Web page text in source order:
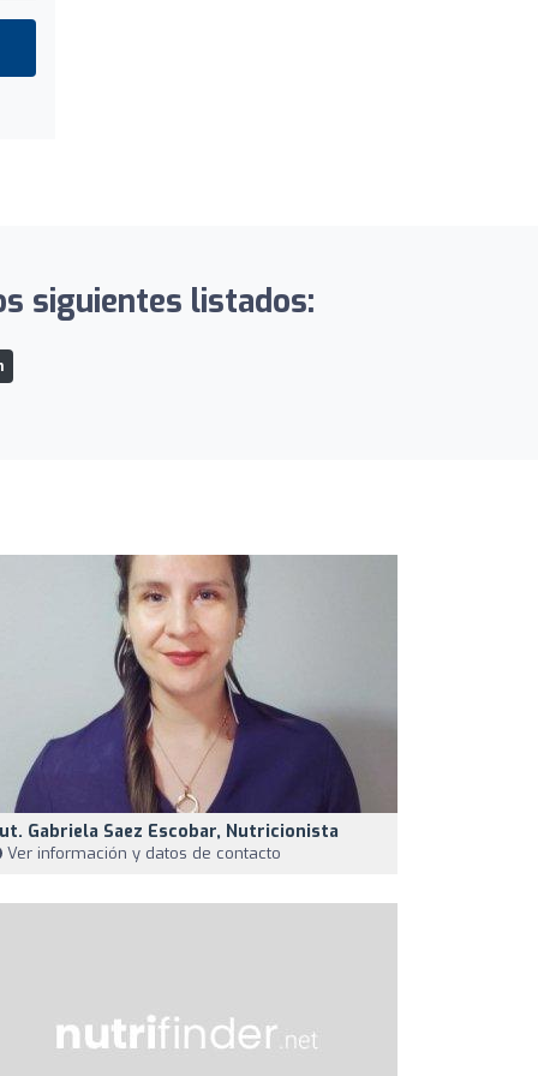
siguientes listados:
Gabriela Saez Escobar, Nutricionista
Ver información y datos de contacto